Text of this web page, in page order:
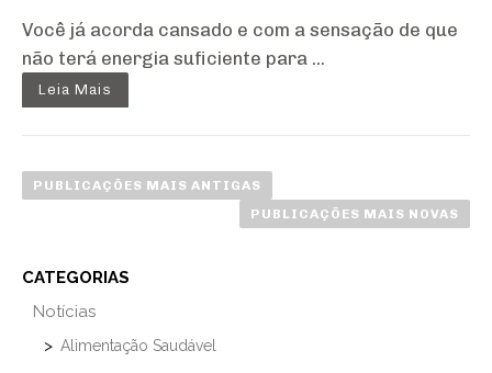
Você já acorda cansado e com a sensação de que
não terá energia suficiente para ...
Leia Mais
a
v
a
PUBLICAÇÕES MAIS ANTIGAS
PUBLICAÇÕES MAIS NOVAS
CATEGORIAS
Notícias
Alimentação Saudável